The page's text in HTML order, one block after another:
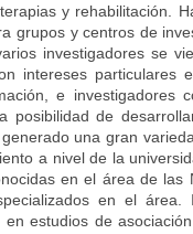
y rehabilitación.
grupos y centros de
investigadores se
intereses particulares
e investigadores
posibilidad de
una gran
a nivel de la
en el área de las
en el
en estudios de